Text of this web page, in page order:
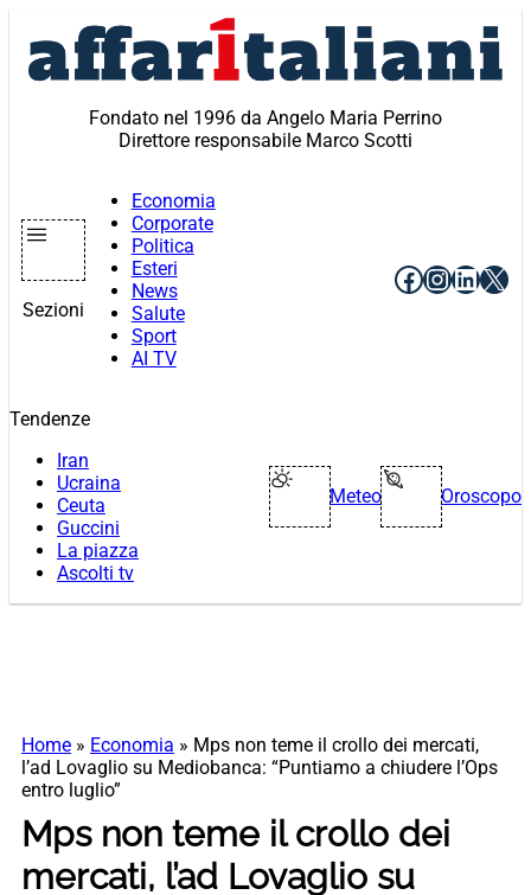
contenuto
Fondato nel 1996 da Angelo Maria Perrino
Direttore responsabile Marco Scotti
Sezioni
Economia
Corporate
Politica
Esteri
News
Salute
Sport
AI TV
Facebook
X
Tendenze
Iran
Ucraina
Ceuta
Guccini
La piazza
Ascolti tv
Meteo Oroscopo
Home » Economia » Mps non teme il crollo dei mercati,
l’ad Lovaglio su Mediobanca: “Puntiamo a chiudere l’Ops
entro luglio”
Mps non teme il crollo dei
mercati, l’ad Lovaglio su